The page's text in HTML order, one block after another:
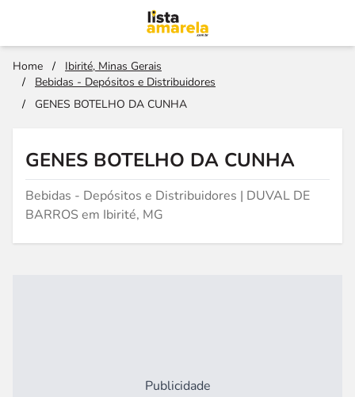
Home /
Ibirité, Minas Gerais
/
Bebidas - Depósitos e Distribuidores
/
GENES BOTELHO DA CUNHA
GENES BOTELHO DA CUNHA
Bebidas - Depósitos e Distribuidores | DUVAL DE
BARROS em Ibirité, MG
Publicidade